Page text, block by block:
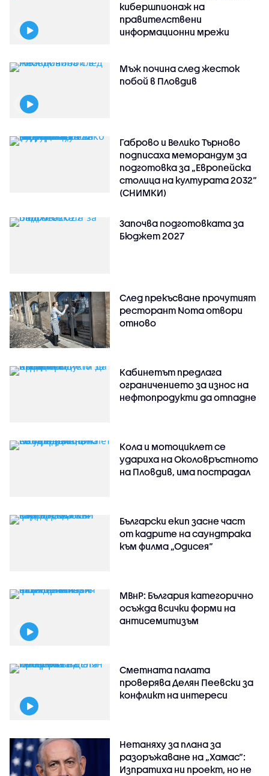
кибершпионаж на
правителствени
информационни мрежи
Мъж почина след жесток
побой в Пловдив
Габрово и Велико Търново
подписаха меморандум за
подготовка за „Европейска
столица на културата 2032“
(СНИМКИ)
Започва подготовката за
Бюджет 2027
След прекъсване прочутият
ресторант Noma отвори
отново
Кабинетът предлага
ограничението за износ на
нефтопродукти да отпадне
Кола и мотоциклет се
удариха на Околовръстното
на Пловдив, има пострадал
Български екип засне част
от кадрите на саундтрака
към филма „Одисея“
МВнР: България категорично
осъжда всички форми на
антисемитизъм
Сметната палата
проверява Делян Пеевски за
конфликт на интереси
Нетаняху за плана за
разоръжаване на „Хамас“:
Изпратиха ни проект, но не